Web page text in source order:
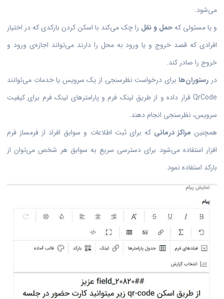
می‌شود.
و یا مسئولی کهحمل و نقل را چک می‌کند با اسکن کردن بارکدی که در اختیار
افرادی که قصد خروج و یا ورود به محل را دارند می‌تواند اجازه‌ی ورود و
خروج را صادر کند.
در رستوران‌ها برای درخواست نظرسنجی از یک سرویس یا خدمات می‌توانند
QrCode قرار داده و از طریق لینک فرم و پارامترهای لینک فرم برای کیفیت
سرویس، نظرسنجی انجام دهند.
همچنین مراکز درمانی که برای ثبت اطلاعات و سوابق افراد از فرمساز فرم
افزار استفاده می‌شود برای دسترسی سریع به سوابق هر شخص می‌توان از
بارکد استفاده نمود.